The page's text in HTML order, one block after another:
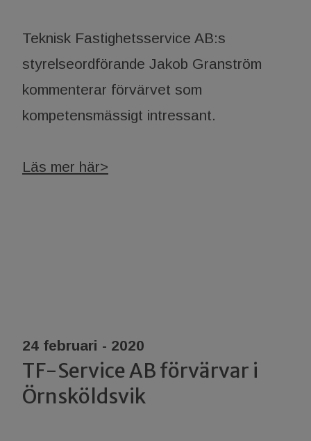
Teknisk Fastighetsservice AB:s
styrelseordförande Jakob Granström
kommenterar förvärvet som
kompetensmässigt intressant.
Läs mer här>
24 februari - 2020
TF-Service AB förvärvar i
Örnsköldsvik